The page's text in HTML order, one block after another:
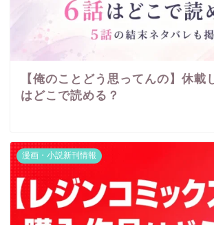
【俺のことどう思ってんの】休載
はどこで読める？
漫画・小説新刊情報